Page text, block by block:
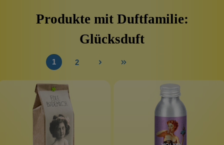
Produkte mit Duftfamilie:
Glücksduft
1 2